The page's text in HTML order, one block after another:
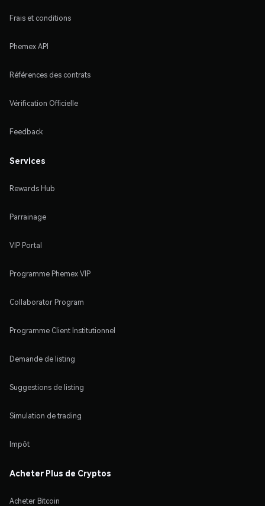
Frais et conditions
Phemex API
Références des contrats
Vérification Officielle
Feedback
Services
Rewards Hub
Parrainage
VIP Portal
Programme Phemex VIP
Collaborator Program
Programme Client Institutionnel
Demande de listing
Suggestions de listing
Simulation de trading
Impôt
Acheter Plus de Cryptos
Acheter Bitcoin